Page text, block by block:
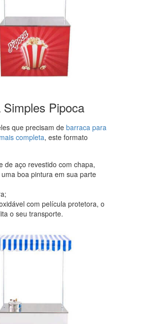
Simples Pipoca
que precisam debarraca para
completa, este formato
de aço revestido com chapa,
boa pintura em sua parte
com película protetora, o
o seu transporte.